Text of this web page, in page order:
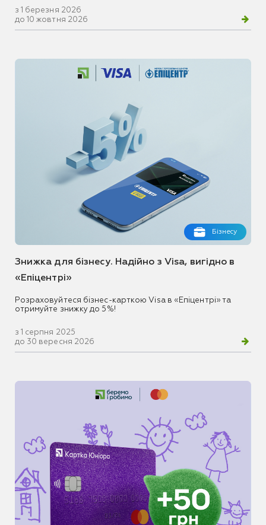
з 1 березня 2026
до 10 жовтня 2026
Бізнесу
Знижка для бізнесу. Надійно з Visa, вигідно в
«Епіцентрі»
Розраховуйтеся бізнес-карткою Visa в «Епіцентрі» та
отримуйте знижку до 5%!
з 1 серпня 2025
до 30 вересня 2026